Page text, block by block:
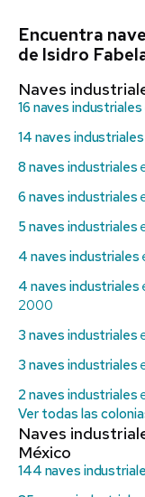
Encuentra
de Isidro
Naves
16 naves industriales
14 naves industriales
8 naves industriales
6 naves industriales
5 naves industriales
4 naves industriales
4 naves industriales
2000
3 naves industriales
3 naves industriales
2 naves industriales
Ver todas las
Naves
México
144 naves